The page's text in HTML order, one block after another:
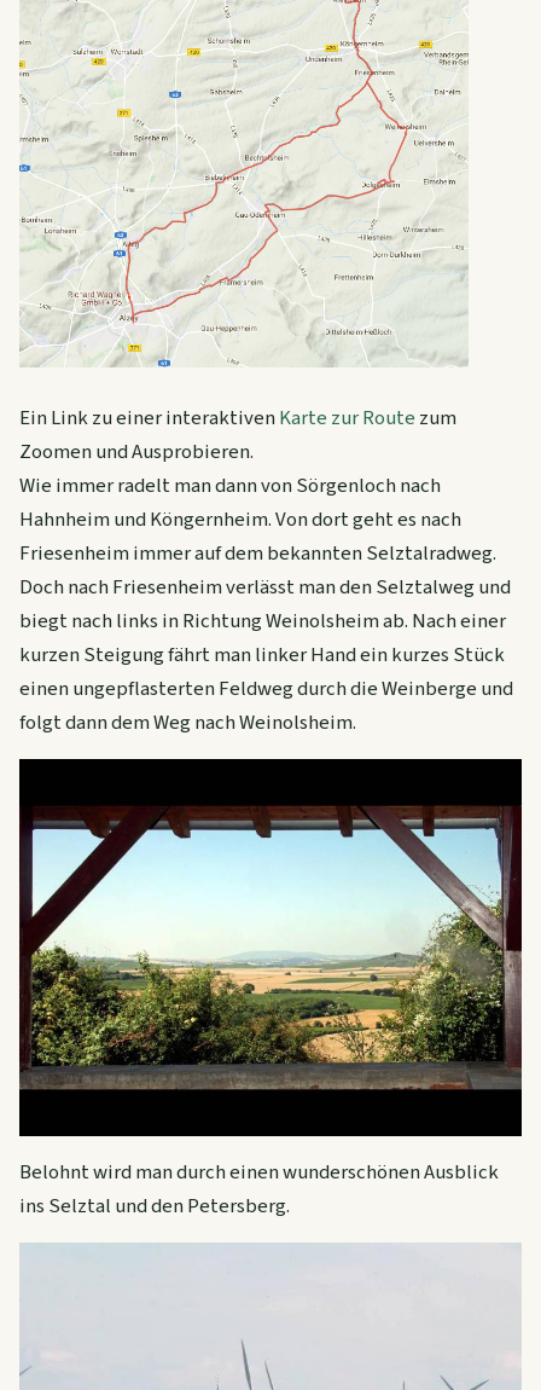
Ein Link zu einer interaktivenKarte zur Route zum
Zoomen und Ausprobieren.
Wie immer radelt man dann von Sörgenloch nach
Hahnheim und Köngernheim. Von dort geht es nach
Friesenheim immer auf dem bekannten Selztalradweg.
Doch nach Friesenheim verlässt man den Selztalweg und
biegt nach links in Richtung Weinolsheim ab. Nach einer
kurzen Steigung fährt man linker Hand ein kurzes Stück
einen ungepflasterten Feldweg durch die Weinberge und
folgt dann dem Weg nach Weinolsheim.
Belohnt wird man durch einen wunderschönen Ausblick
ins Selztal und den Petersberg.